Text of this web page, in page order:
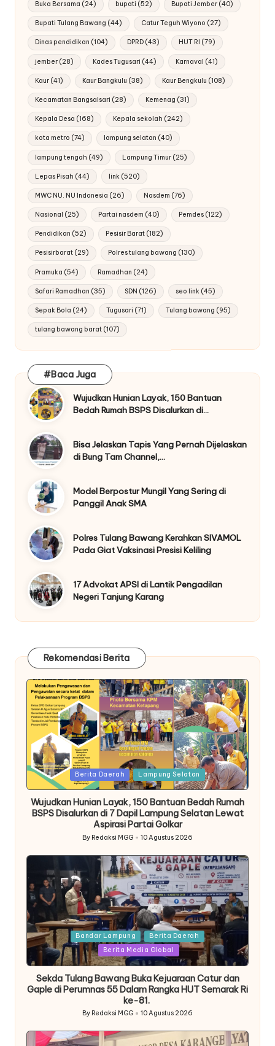
Buka Bersama (24) bupati (52) Bupati Jember(40)
Bupati Tulang Bawang (44) Catur Teguh Wiyono (27)
Dinas pendidikan (104) DPRD(43) HUT RI (79)
jember (28) Kades Tugusari (44) Karnaval (41)
Kaur (41) Kaur Bangkulu (38) Kaur Bengkulu (108)
Kecamatan Bangsalsari (28) Kemenag (31)
Kepala Desa (168) Kepala sekolah (242)
kota metro (74) lampung selatan (40)
lampung tengah (49) Lampung Timur(25)
Lepas Pisah (44) link(520)
MWC NU. NU Indonesia (26) Nasdem (76)
Nasional (25) Partai nasdem (40) Pemdes(122)
Pendidikan (52) Pesisir Barat(182)
Pesisirbarat (29) Polres tulang bawang (130)
Pramuka (54) Ramadhan (24)
Safari Ramadhan (35) SDN (126) seo link(45)
Sepak Bola (24) Tugusari (71) Tulang bawang (95)
tulang bawang barat (107)
#Baca Juga
Wujudkan Hunian Layak, 150 Bantuan
Bedah Rumah BSPS Disalurkan di…
Bisa Jelaskan Tapis Yang Pernah Dijelaskan
di Bung Tam Channel,…
Model Berpostur Mungil Yang Sering di
Panggil Anak SMA
Polres Tulang Bawang Kerahkan SIVAMOL
Pada Giat Vaksinasi Presisi Keliling
17 Advokat APSI di Lantik Pengadilan
Negeri Tanjung Karang
Rekomendasi Berita
Posted
Berita Daerah Lampung Selatan
Wujudkan Hunian Layak, 150 Bantuan Bedah Rumah
BSPS Disalurkan di 7 Dapil Lampung Selatan Lewat
Aspirasi Partai Golkar
Posted
By Redaksi MGG 10 Agustus 2026
Posted
in
Bandar Lampung
Berita Daerah
Berita Media Global
Sekda Tulang Bawang Buka Kejuaraan Catur dan
Gaple di Perumnas 55 Dalam Rangka HUT Semarak Ri
ke-81.
Posted
by
By Redaksi MGG 10 Agustus 2026